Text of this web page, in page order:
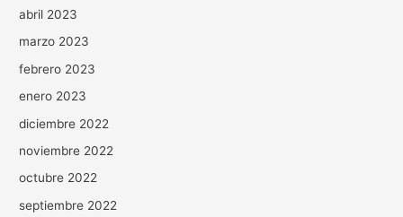
abril 2023
marzo 2023
febrero 2023
enero 2023
diciembre 2022
noviembre 2022
octubre 2022
septiembre 2022